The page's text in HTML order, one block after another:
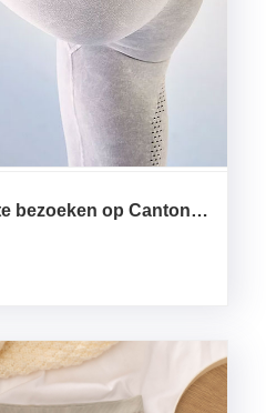
bezoeken op Canton